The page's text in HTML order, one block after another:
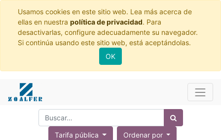
Usamos cookies en este sitio web. Lea más acerca de
ellas en nuestra política de privacidad. Para
desactivarlas, configure adecuadamente su navegador.
Si continúa usando este sitio web, está aceptándolas.
OK
Tarifa pública Ordenar por